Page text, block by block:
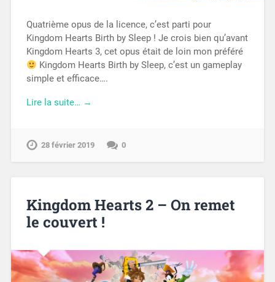
Quatrième opus de la licence, c’est parti pour
Kingdom Hearts Birth by Sleep ! Je crois bien qu’avant
Kingdom Hearts 3, cet opus était de loin mon préféré
Kingdom Hearts Birth by Sleep, c’est un gameplay
simple et efficace….
Lire la suite… →
28 février 2019 0
Kingdom Hearts 2 – On remet
le couvert !